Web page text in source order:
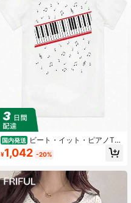
国内発送 ビート・イット・ピアノTシ
ャツ .日本製,春夏用コットン,ラウン
ドネック,ゆったりフィット,多目的,
ガールフレンドへの誕生日やホリデ
ーギフトに最适です.
¥1,042 -20%